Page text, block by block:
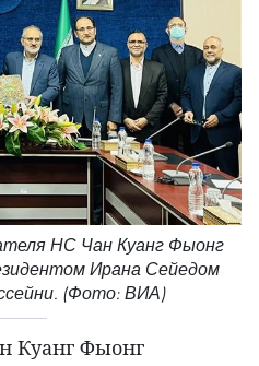
НС Чан Куанг Фыонг
Ирана Сейедом
(Фото: ВИА)
Куанг Фыонг